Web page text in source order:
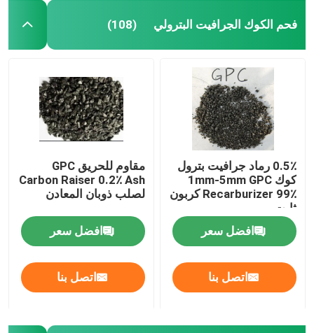
منتجات
معلومات عنا
جولة في المعمل
مراقبة الجودة
اتصل بنا
فحم الكوك الجرافيت البترولي (108)
0.5٪ رماد جرافيت بترول
كوك 1mm-5mm GPC
Recarburizer 99٪ كربون
ثابت
افضل سعر
اتصل بنا
مقاوم للحريق GPC
Carbon Raiser 0.2٪ Ash
لصلب ذوبان المعادن
افضل سعر
اتصل بنا